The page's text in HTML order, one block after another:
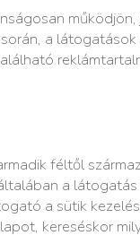
a
féltől
a
a sütik
kereséskor